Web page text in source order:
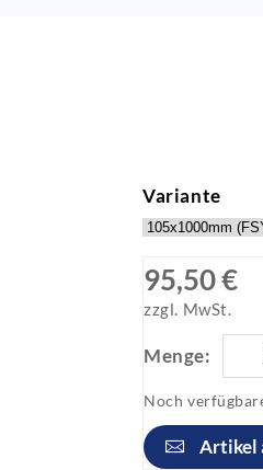
Variante
95,50 €
zzgl. MwSt.
Menge:
Noch
Artikel